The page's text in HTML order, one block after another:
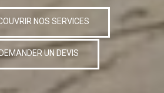
NOS SERVICES
UN DEVIS